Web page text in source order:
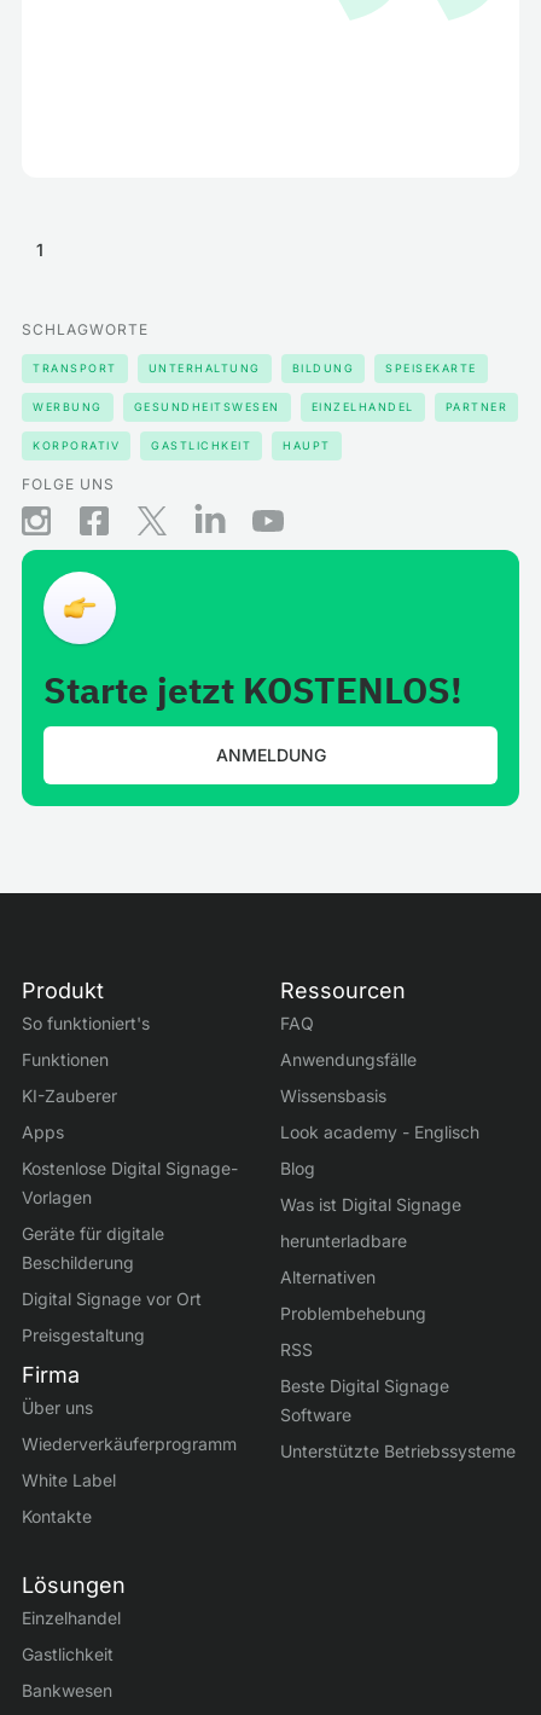
1
SCHLAGWORTE
TRANSPORT UNTERHALTUNG BILDUNG SPEISEKARTE
WERBUNG GESUNDHEITSWESEN EINZELHANDEL PARTNER
KORPORATIV GASTLICHKEIT HAUPT
FOLGE UNS
Starte jetzt KOSTENLOS!
ANMELDUNG
Produkt
So funktioniert's
Funktionen
KI-Zauberer
Apps
Kostenlose Digital Signage-
Vorlagen
Geräte für digitale
Beschilderung
Digital Signage vor Ort
Preisgestaltung
Firma
Über uns
Wiederverkäuferprogramm
White Label
Kontakte
Lösungen
Einzelhandel
Gastlichkeit
Bankwesen
Ressourcen
FAQ
Anwendungsfälle
Wissensbasis
Look academy - Englisch
Blog
Was ist Digital Signage
herunterladbare
Alternativen
Problembehebung
RSS
Beste Digital Signage
Software
Unterstützte Betriebssysteme